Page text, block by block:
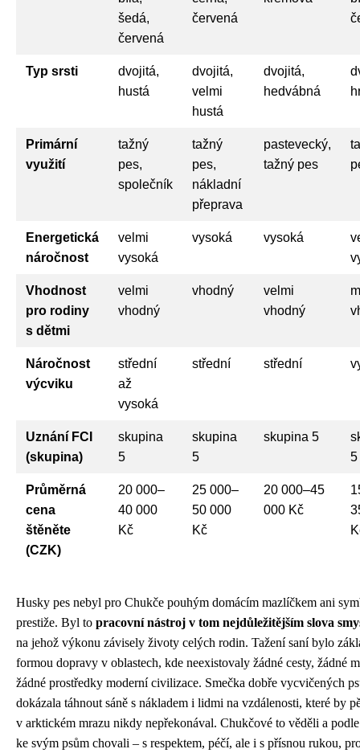
šedá,
červená
červená
Typ srsti
dvojitá,
hustá
dvojitá,
velmi
hustá
dvojitá,
hedvábná
Primární
využití
tažný
pes,
společník
tažný
pes,
nákladní
přeprava
pastevecký,
tažný pes
Energetická
náročnost
velmi
vysoká
vysoká vysoká
Vhodnost
pro rodiny
s dětmi
velmi
vhodný
vhodný
velmi
vhodný
Náročnost
výcviku
střední
až
vysoká
střední střední
Uznání FCI
(skupina)
skupina
5
skupina
5
skupina 5
5
Průměrná
cena
štěněte
(CZK)
20 000–
40 000
Kč
25 000–
50 000
Kč
20 000–45
000 Kč
Husky pes nebyl pro Chukče pouhým domácím mazlíčkem ani
prestiže. Byl to pracovní nástroj v tom nejdůležitějším slova
na jehož výkonu závisely životy celých rodin. Tažení saní bylo
formou dopravy v oblastech, kde neexistovaly žádné cesty, žádné
žádné prostředky moderní civilizace. Smečka dobře vycvičených
dokázala táhnout sáně s nákladem i lidmi na vzdálenosti, které by
v arktickém mrazu nikdy nepřekonával. Chukčové to věděli a
ke svým psům chovali – s respektem, péčí, ale i s přísnou rukou,